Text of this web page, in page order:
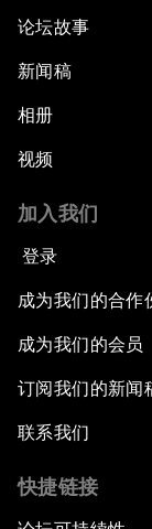
论坛故事
新闻稿
相册
视频
加入我们
登录
成为我们的合作
成为我们的会员
订阅我们的新闻
联系我们
快捷链接